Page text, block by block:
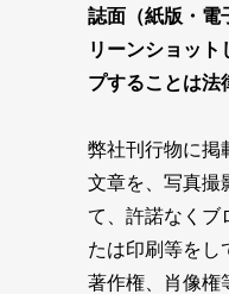
誌面（紙版・電
リーンショット
プすることは法
弊社刊行物に掲
文章を、写真撮
て、許諾なくブ
たは印刷等をし
著作権、肖像権